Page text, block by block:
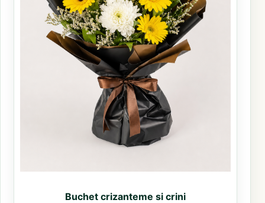
Buchet crizanteme si crini